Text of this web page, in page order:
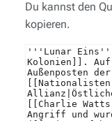
Du kannst den
kopieren.